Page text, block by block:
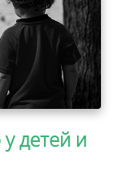
детей и